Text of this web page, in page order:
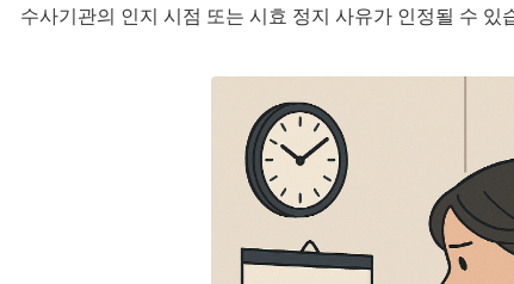
수사기관의 인지 시점 또는 시효 정지 사유가 인정될 수 있